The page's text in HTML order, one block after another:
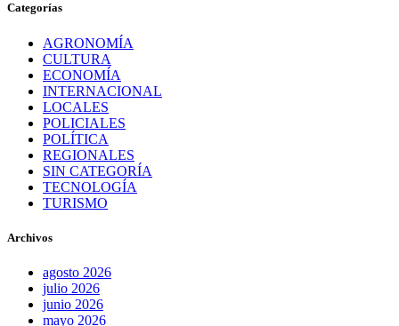
Categorías
AGRONOMÍA
CULTURA
ECONOMÍA
INTERNACIONAL
LOCALES
POLICIALES
POLÍTICA
REGIONALES
SIN CATEGORÍA
TECNOLOGÍA
TURISMO
Archivos
agosto 2026
julio 2026
junio 2026
mayo 2026